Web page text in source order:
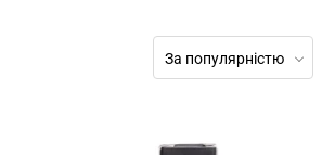
За популярністю